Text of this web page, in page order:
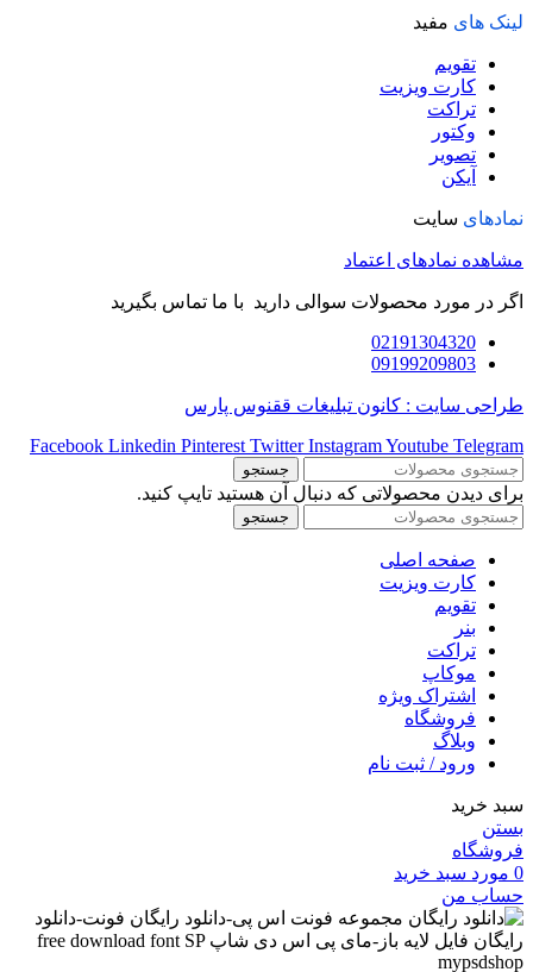
لینک های مفید
تقویم
کارت ویزیت
تراکت
وکتور
تصویر
آیکن
نمادهای سایت
مشاهده نمادهای اعتماد
اگر در مورد محصولات سوالی دارید با ما تماس بگیرید
02191304320
09199209803
طراحی سایت : کانون تبلیغات ققنوس پارس
Facebook Linkedin Pinterest Twitter InstagramYoutube Telegram
جستجو
برای دیدن محصولاتی که دنبال آن هستید تایپ کنید.
جستجو
صفحه اصلی
کارت ویزیت
تقویم
بنر
تراکت
موکاپ
اشتراک ویژه
فروشگاه
وبلاگ
ورود / ثبت نام
سبد خرید
بستن
فروشگاه
0 مورد سبد خرید
حساب من